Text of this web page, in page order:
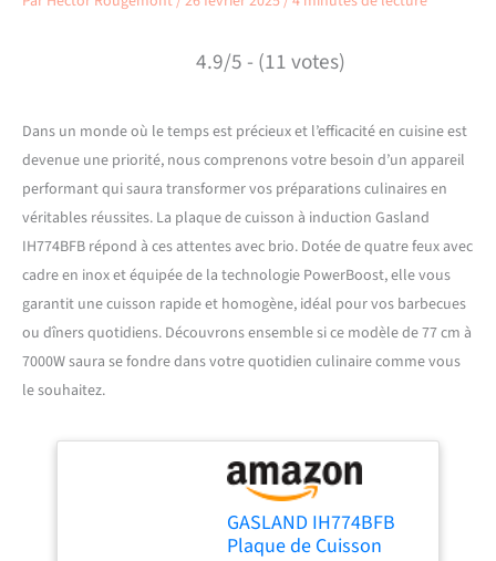
4.9/5 - (11 votes)
Dans un monde où le temps est précieux et l’efficacité en cuisine est
devenue une priorité, nous comprenons votre besoin d’un appareil
performant qui saura transformer vos préparations culinaires en
véritables réussites. La plaque de cuisson à induction Gasland
IH774BFB répond à ces attentes avec brio. Dotée de quatre feux avec
cadre en inox et équipée de la technologie PowerBoost, elle vous
garantit une cuisson rapide et homogène, idéal pour vos barbecues
ou dîners quotidiens. Découvrons ensemble si ce modèle de 77 cm à
7000W saura se fondre dans votre quotidien culinaire comme vous
le souhaitez.
GASLAND IH774BFB
Plaque de Cuisson